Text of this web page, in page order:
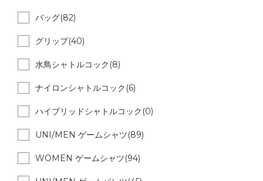
バッグ(82)
グリップ(40)
水鳥シャトルコック(8)
ナイロンシャトルコック(6)
ハイブリッドシャトルコック(0)
UNI/MEN ゲームシャツ(89)
WOMEN ゲームシャツ(94)